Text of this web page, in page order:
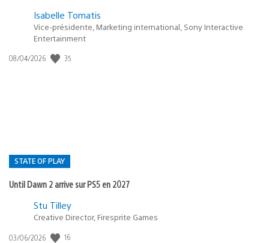
Isabelle Tomatis
Vice-présidente, Marketing international, Sony Interactive
Entertainment
Date
08/04/2026 35
STATE OF PLAY
Until Dawn 2 arrive sur PS5 en 2027
Postée
:
Stu Tilley
Creative Director, Firesprite Games
Date
03/06/2026 16